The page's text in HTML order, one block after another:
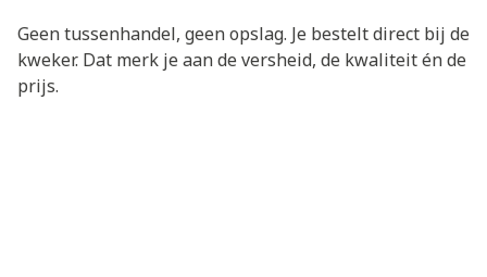
Geen tussenhandel, geen opslag. Je bestelt direct bij de
kweker. Dat merk je aan de versheid, de kwaliteit én de
prijs.